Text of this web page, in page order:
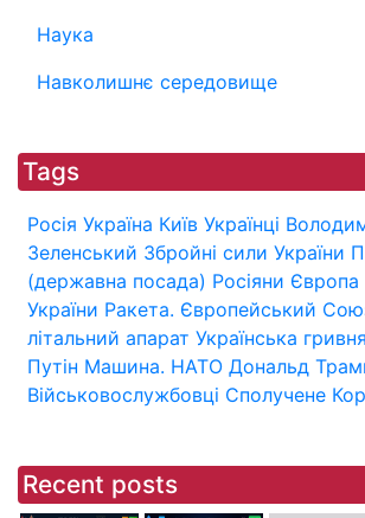
Наука
Навколишнє середовище
Tags
Росія Україна Київ Українці
Зеленський Збройні сили України
(державна посада) Росіяни Європа
України Ракета. Європейський
літальний апарат Українська гривня
Путін Машина. НАТО Дональд
Військовослужбовці Сполучене
Recent posts